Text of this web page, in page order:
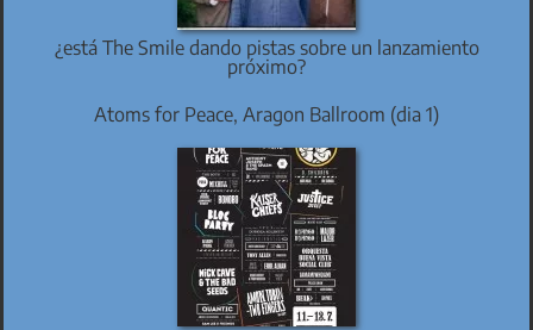
¿está The Smile dando pistas sobre un lanzamiento
próximo?
Atoms for Peace, Aragon Ballroom (dia 1)